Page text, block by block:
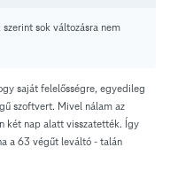
sok változásra nem
saját felelősségre, egyedileg
szoftvert. Mivel nálam az
két nap alatt visszatették. Így
a 63 végűt leváltó - talán